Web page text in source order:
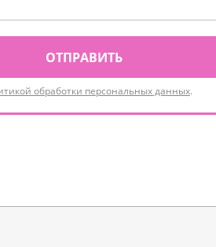
ОТПРАВИТЬ
обработки персональных данных.